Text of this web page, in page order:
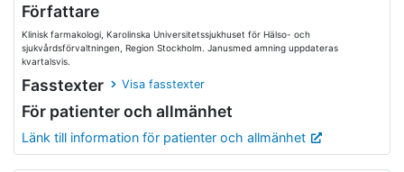
Författare
Klinisk farmakologi, Karolinska Universitetssjukhuset för Hälso- och
sjukvårdsförvaltningen, Region Stockholm. Janusmed amning uppdateras
kvartalsvis.
Fasstexter Visa fasstexter
För patienter och allmänhet
Länk till information för patienter och allmänhet